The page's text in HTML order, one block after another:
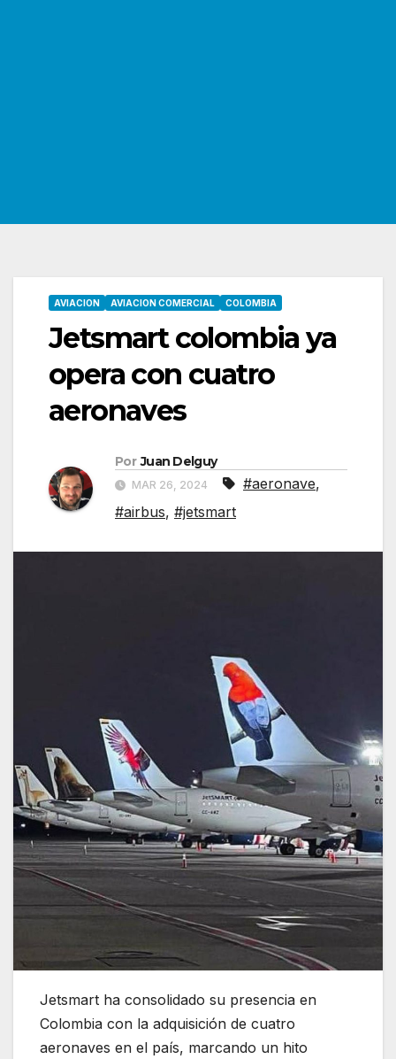
AVIACION AVIACION COMERCIAL COLOMBIA
Jetsmart colombia ya
opera con cuatro
aeronaves
Por Juan Delguy
MAR 26, 2024 #aeronave,
#airbus, #jetsmart
Jetsmart ha consolidado su presencia en
Colombia con la adquisición de cuatro
aeronaves en el país, marcando un hito